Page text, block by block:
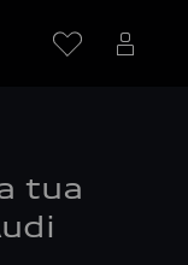
tua